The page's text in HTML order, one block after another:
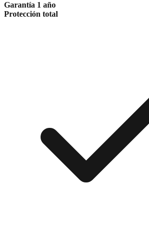
Garantía 1 año
Protección total